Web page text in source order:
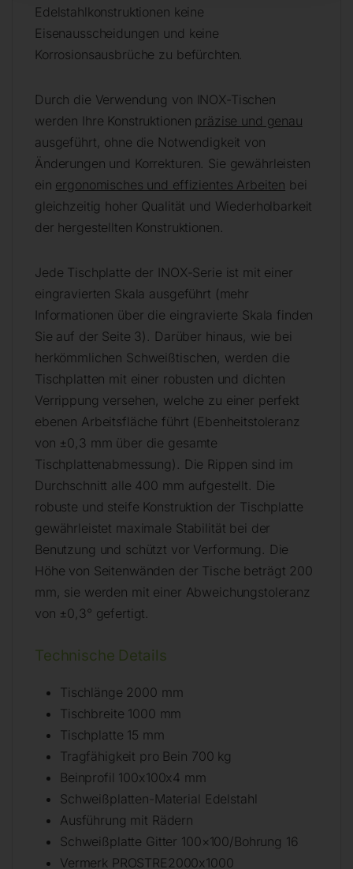
Edelstahlkonstruktionen keine
Eisenausscheidungen und keine
Korrosionsausbrüche zu befürchten.
Durch die Verwendung von INOX-Tischen
werden Ihre Konstruktionen präzise und genau
ausgeführt, ohne die Notwendigkeit von
Änderungen und Korrekturen. Sie gewährleisten
ein ergonomisches und effizientes Arbeiten bei
gleichzeitig hoher Qualität und Wiederholbarkeit
der hergestellten Konstruktionen.
Jede Tischplatte der INOX-Serie ist mit einer
eingravierten Skala ausgeführt (mehr
Informationen über die eingravierte Skala finden
Sie auf der Seite 3). Darüber hinaus, wie bei
herkömmlichen Schweißtischen, werden die
Tischplatten mit einer robusten und dichten
Verrippung versehen, welche zu einer perfekt
ebenen Arbeitsfläche führt (Ebenheitstoleranz
von ±0,3 mm über die gesamte
Tischplattenabmessung). Die Rippen sind im
Durchschnitt alle 400 mm aufgestellt. Die
robuste und steife Konstruktion der Tischplatte
gewährleistet maximale Stabilität bei der
Benutzung und schützt vor Verformung. Die
Höhe von Seitenwänden der Tische beträgt 200
mm, sie werden mit einer Abweichungstoleranz
von ±0,3° gefertigt.
Technische Details
Tischlänge 2000 mm
Tischbreite 1000 mm
Tischplatte 15 mm
Tragfähigkeit pro Bein 700 kg
Beinprofil 100x100x4 mm
Schweißplatten-Material Edelstahl
Ausführung mit Rädern
Schweißplatte Gitter 100×100/Bohrung 16
Vermerk PROSTRE2000x1000